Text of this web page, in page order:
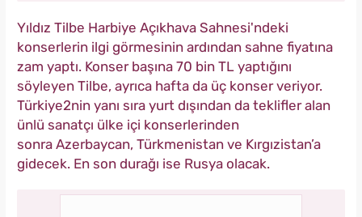
Yıldız Tilbe Harbiye Açıkhava Sahnesi'ndeki
konserlerin ilgi görmesinin ardından sahne fiyatına
zam yaptı. Konser başına 70 bin TL yaptığını
söyleyen Tilbe, ayrıca hafta da üç konser veriyor.
Türkiye2nin yanı sıra yurt dışından da teklifler alan
ünlü sanatçı ülke içi konserlerinden
sonra Azerbaycan, Türkmenistan ve Kırgızistan’a
gidecek. En son durağı ise Rusya olacak.